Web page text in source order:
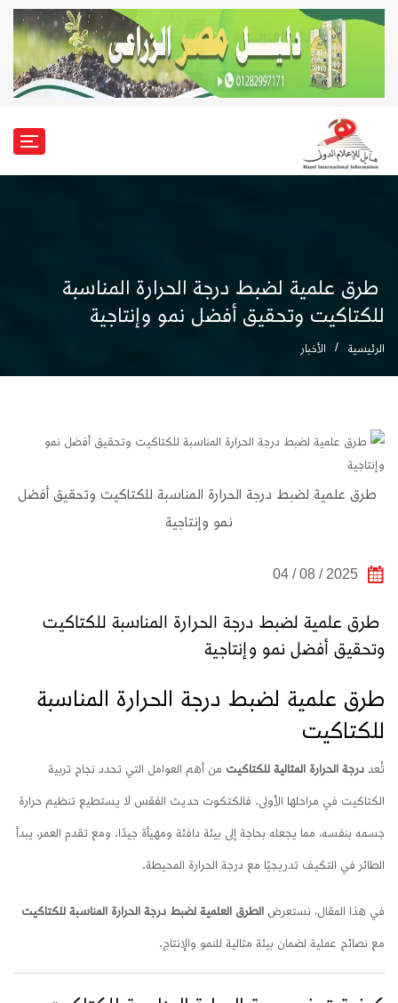
طرق علمية لضبط درجة الحرارة المناسبة
للكتاكيت وتحقيق أفضل نمو وإنتاجية
الرئيسية الأخبار
طرق علمية لضبط درجة الحرارة المناسبة للكتاكيت وتحقيق أفضل
نمو وإنتاجية
2025 / 08 / 04
طرق علمية لضبط درجة الحرارة المناسبة للكتاكيت
وتحقيق أفضل نمو وإنتاجية
طرق علمية لضبط درجة الحرارة المناسبة
للكتاكيت
تُعد درجة الحرارة المثالية للكتاكيت من أهم العوامل التي تحدد نجاح تربية
الكتاكيت في مراحلها الأولى. فالكتكوت حديث الفقس لا يستطيع تنظيم حرارة
جسمه بنفسه، مما يجعله بحاجة إلى بيئة دافئة ومهيأة جيدًا. ومع تقدم العمر، يبدأ
الطائر في التكيف تدريجيًا مع درجة الحرارة المحيطة.
في هذا المقال، نستعرض الطرق العلمية لضبط درجة الحرارة المناسبة للكتاكيت
مع نصائح عملية لضمان بيئة مثالية للنمو والإنتاج.